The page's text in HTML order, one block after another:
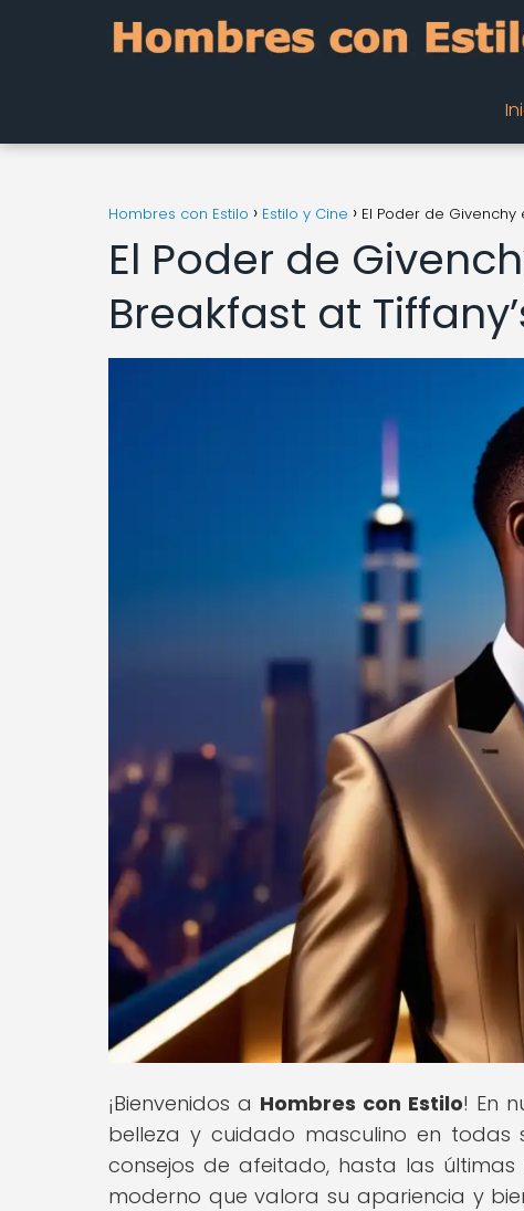
Hombres con Estilo Estilo y Cine El Poder de Givenchy
El Poder de
Breakfast at
¡Bienvenidos a Hombres con Estilo! En
belleza y cuidado masculino en
consejos de afeitado, hasta las
moderno que valora su apariencia y